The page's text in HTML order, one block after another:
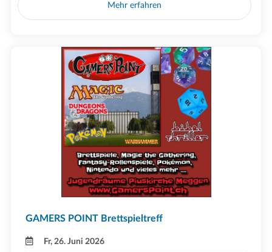
Mehr erfahren
GAMERS POINT Brettspieltreff
Fr, 26. Juni 2026